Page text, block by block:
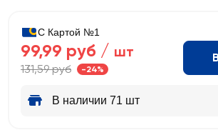
С Картой №1
99,99 руб / шт
131,59 руб -24%
В наличии 71 шт